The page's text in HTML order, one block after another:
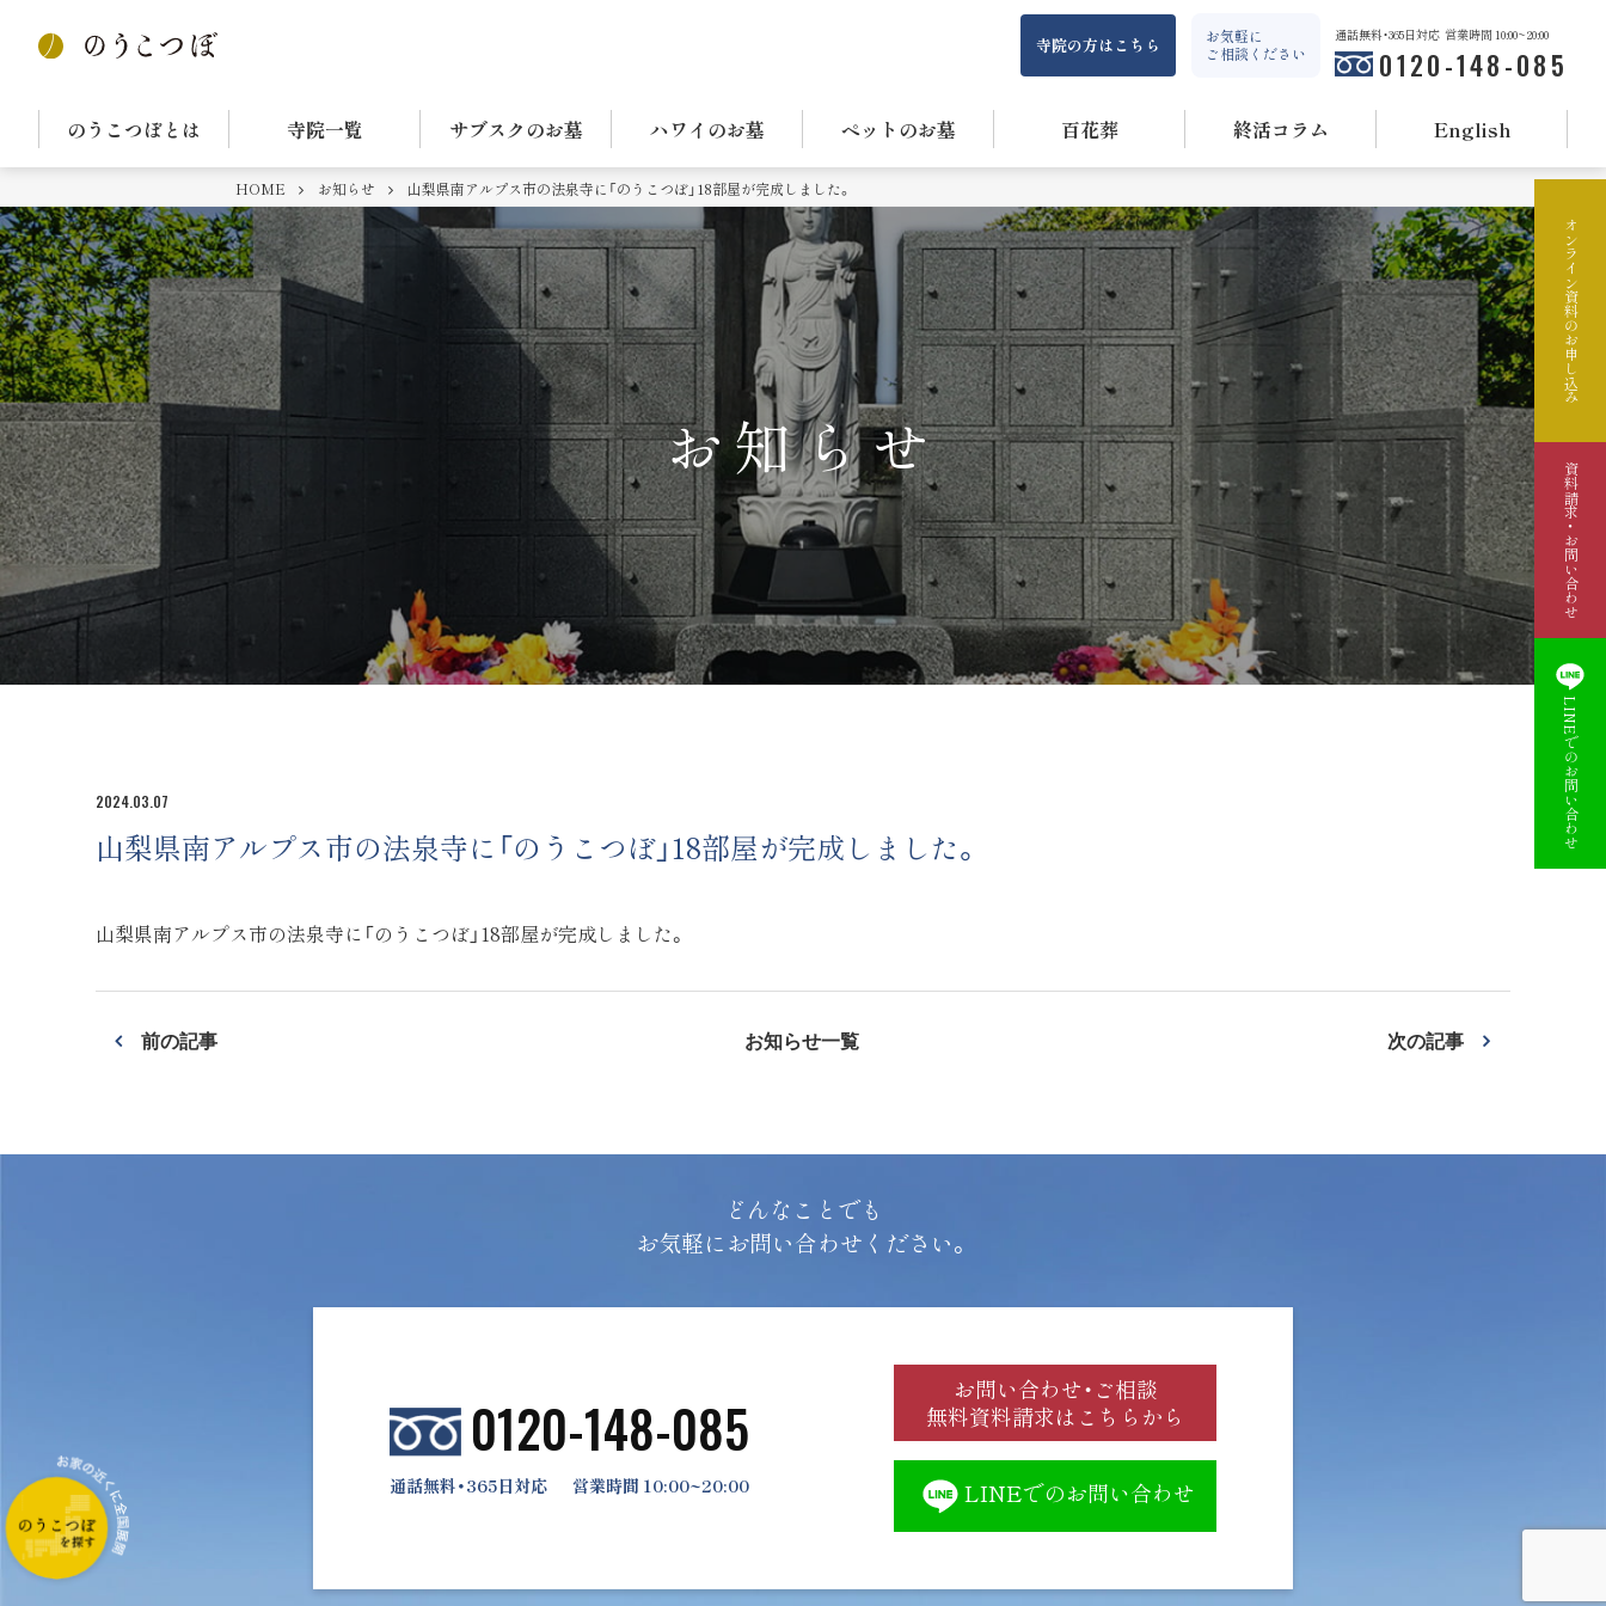
寺院の方はこちら
お気軽に
ご相談ください
通話無料・365日対応 営業時間 10:00~20:00
0120-148-085
のうこつぼとは 寺院一覧 サブスクのお墓 ハワイのお墓 ペットのお墓 百花葬 終活コラム English
HOME お知らせ 山梨県南アルプス市の法泉寺に「のうこつぼ」18部屋が完成しました。
お知らせ
2024.03.07
山梨県南アルプス市の法泉寺に「のうこつぼ」18部屋が完成しました。
山梨県南アルプス市の法泉寺に「のうこつぼ」18部屋が完成しました。
前の記事 お知らせ一覧 次の記事
どんなことでも
お気軽にお問い合わせください。
0120-148-085
通話無料・365日対応 営業時間 10:00~20:00
お問い合わせ・ご相談
無料資料請求はこちらから
LINEでのお問い合わせ
オンライン資料のお申し込み
資料請求・お問い合わせ
LINEでのお問い合わせ